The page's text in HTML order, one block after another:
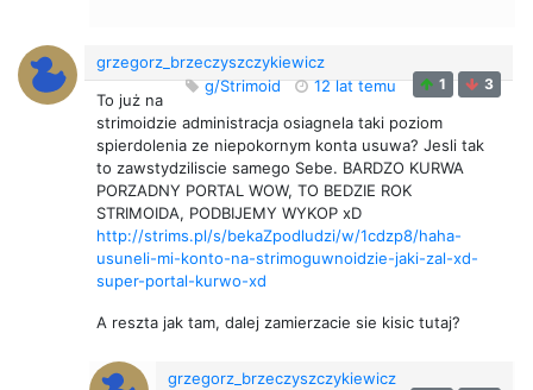
grzegorz_brzeczyszczykiewicz
g/Strimoid
12 lat temu 1 3
To już na
strimoidzie administracja osiagnela taki poziom
spierdolenia ze niepokornym konta usuwa? Jesli tak
to zawstydziliscie samego Sebe. BARDZO KURWA
PORZADNY PORTAL WOW, TO BEDZIE ROK
STRIMOIDA, PODBIJEMY WYKOP xD
http://strims.pl/s/bekaZpodludzi/w/1cdzp8/haha-
usuneli-mi-konto-na-strimoguwnoidzie-jaki-zal-xd-
super-portal-kurwo-xd
A reszta jak tam, dalej zamierzacie sie kisic tutaj?
grzegorz_brzeczyszczykiewicz